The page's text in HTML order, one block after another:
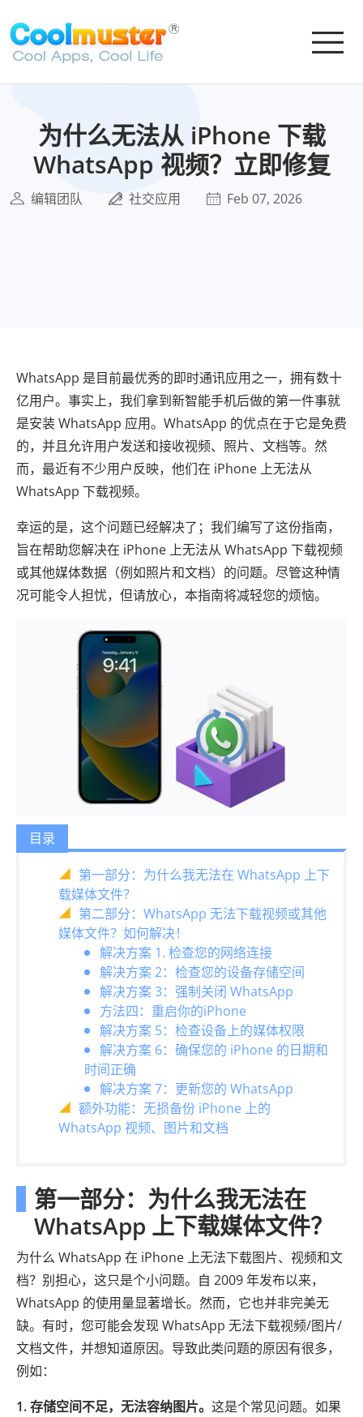
为什么无法从 iPhone 下载
WhatsApp 视频？立即修复
编辑团队 社交应用 Feb 07, 2026
WhatsApp 是目前最优秀的即时通讯应用之一，拥有数十
亿用户。事实上，我们拿到新智能手机后做的第一件事就
是安装 WhatsApp 应用。WhatsApp 的优点在于它是免费
的，并且允许用户发送和接收视频、照片、文档等。然
而，最近有不少用户反映，他们在 iPhone 上无法从
WhatsApp 下载视频。
幸运的是，这个问题已经解决了；我们编写了这份指南，
旨在帮助您解决在 iPhone 上无法从 WhatsApp 下载视频
或其他媒体数据（例如照片和文档）的问题。尽管这种情
况可能令人担忧，但请放心，本指南将减轻您的烦恼。
目录
第一部分：为什么我无法在 WhatsApp 上下
载媒体文件？
第二部分：WhatsApp 无法下载视频或其他
媒体文件？如何解决！
解决方案 1. 检查您的网络连接
解决方案 2：检查您的设备存储空间
解决方案 3：强制关闭 WhatsApp
方法四：重启你的iPhone
解决方案 5：检查设备上的媒体权限
解决方案 6：确保您的 iPhone 的日期和
时间正确
解决方案 7：更新您的 WhatsApp
额外功能：无损备份 iPhone 上的
WhatsApp 视频、图片和文档
第一部分：为什么我无法在
WhatsApp 上下载媒体文件？
为什么 WhatsApp 在 iPhone 上无法下载图片、视频和文
档？别担心，这只是个小问题。自 2009 年发布以来，
WhatsApp 的使用量显著增长。然而，它也并非完美无
缺。有时，您可能会发现 WhatsApp 无法下载视频/图片/
文档文件，并想知道原因。导致此类问题的原因有很多，
例如：
1. 存储空间不足，无法容纳图片。 这是个常见问题。如果